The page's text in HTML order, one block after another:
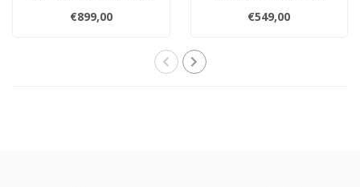
met draadloze
Bluesound-luidsprekers,
€899,00
streaming stereo
speaker met een nieuw
€549,00